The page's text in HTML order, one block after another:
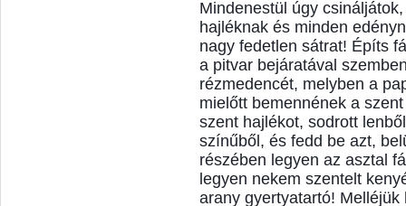
Mindenestül úgy
hajléknak és minden
nagy fedetlen sátrat! Építs
a pitvar bejáratával
rézmedencét, melyben a
mielőtt bemennének a
szent hajlékot, sodrott
színűből, és fedd be azt,
részében legyen az asztal
legyen nekem szentelt
arany gyertyatartó!